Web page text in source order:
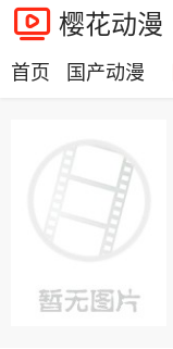
樱花动漫
首页 国产动漫